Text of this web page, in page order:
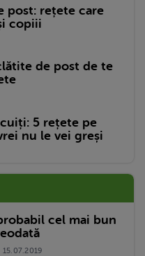
post: rețete care
copiii
de post de te
5 rețete pe
nu le vei greși
cel mai bun
15.07.2019